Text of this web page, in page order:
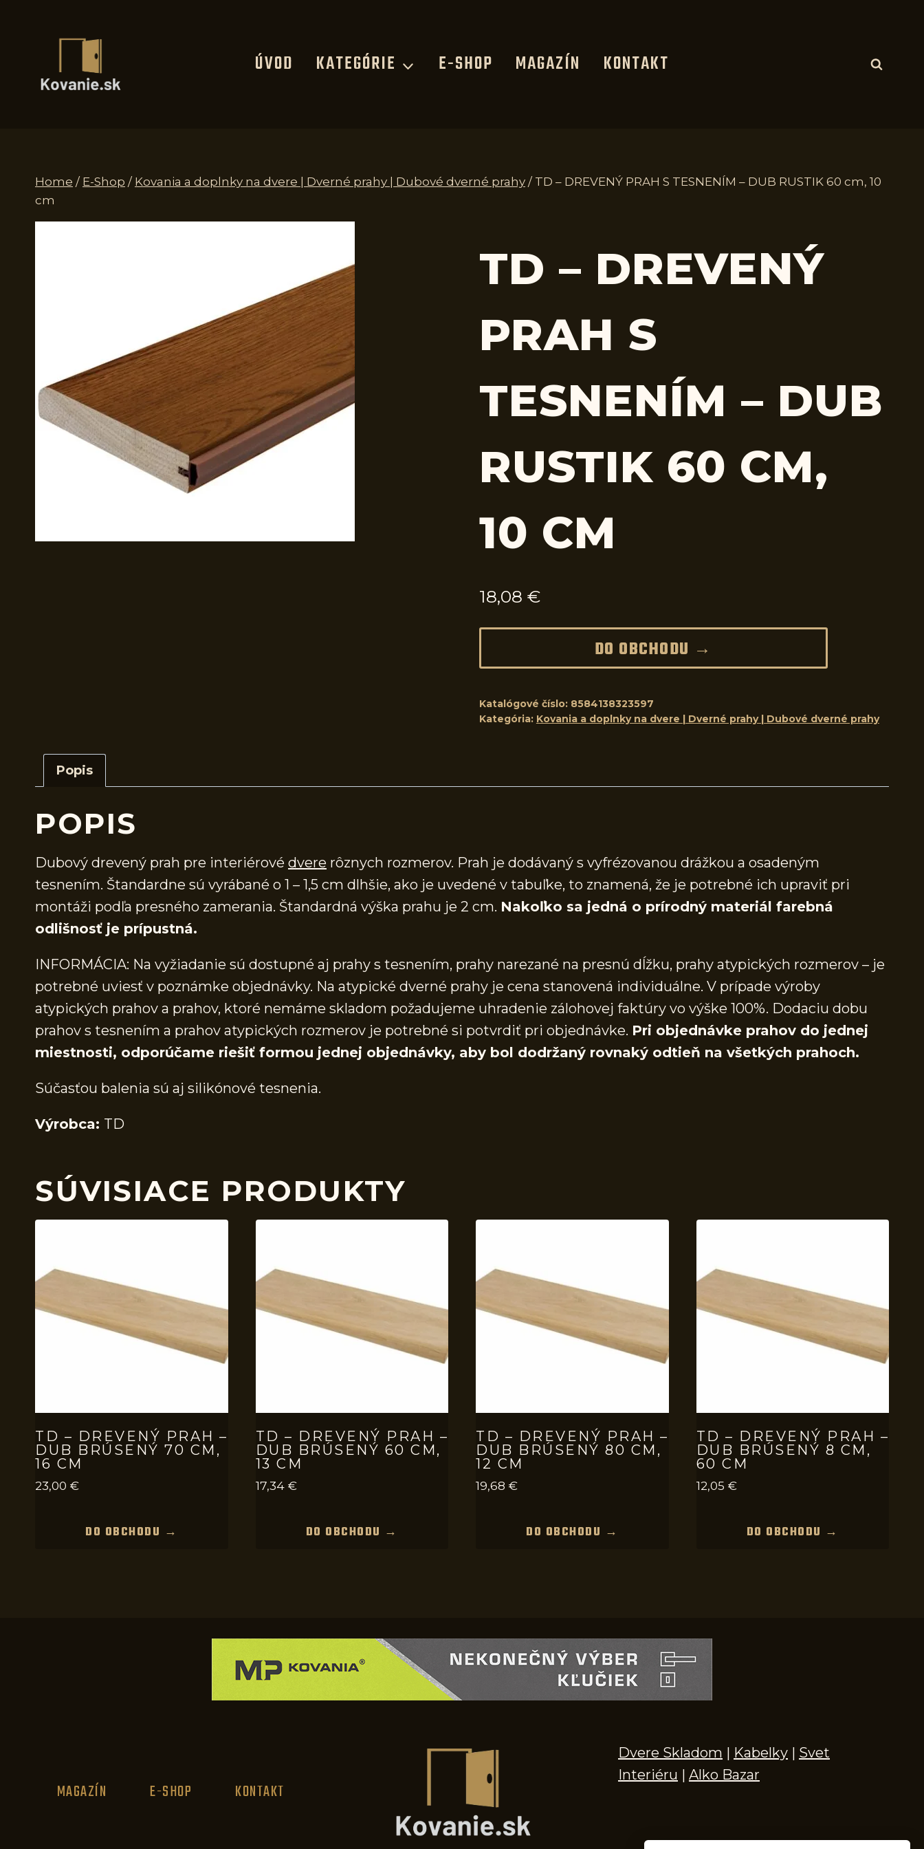
ÚVOD KATEGÓRIE E-SHOP MAGAZÍN KONTAKT
Home / E-Shop / Kovania a doplnky na dvere | Dverné prahy | Dubové dverné prahy / TD – DREVENÝ PRAH S TESNENÍM – DUB RUSTIK 60 cm, 10
cm
TD – DREVENÝ
PRAH S
TESNENÍM – DUB
RUSTIK 60 CM,
10 CM
18,08 €
DO OBCHODU →
Katalógové číslo: 8584138323597
Kategória: Kovania a doplnky na dvere | Dverné prahy | Dubové dverné prahy
Popis
POPIS
Dubový drevený prah pre interiérové dvere rôznych rozmerov. Prah je dodávaný s vyfrézovanou drážkou a osadeným
tesnením. Štandardne sú vyrábané o 1 – 1,5 cm dlhšie, ako je uvedené v tabuľke, to znamená, že je potrebné ich upraviť pri
montáži podľa presného zamerania. Štandardná výška prahu je 2 cm. Nakoľko sa jedná o prírodný materiál farebná
odlišnosť je prípustná.
INFORMÁCIA: Na vyžiadanie sú dostupné aj prahy s tesnením, prahy narezané na presnú dĺžku, prahy atypických rozmerov – je
potrebné uviesť v poznámke objednávky. Na atypické dverné prahy je cena stanovená individuálne. V prípade výroby
atypických prahov a prahov, ktoré nemáme skladom požadujeme uhradenie zálohovej faktúry vo výške 100%. Dodaciu dobu
prahov s tesnením a prahov atypických rozmerov je potrebné si potvrdiť pri objednávke. Pri objednávke prahov do jednej
miestnosti, odporúčame riešiť formou jednej objednávky, aby bol dodržaný rovnaký odtieň na všetkých prahoch.
Súčasťou balenia sú aj silikónové tesnenia.
Výrobca: TD
SÚVISIACE PRODUKTY
TD – DREVENÝ PRAH –
DUB BRÚSENÝ 70 CM,
16 CM
23,00 €
DO OBCHODU →
TD – DREVENÝ PRAH –
DUB BRÚSENÝ 60 CM,
13 CM
17,34 €
DO OBCHODU →
TD – DREVENÝ PRAH –
DUB BRÚSENÝ 80 CM,
12 CM
19,68 €
DO OBCHODU →
TD – DREVENÝ PRAH –
DUB BRÚSENÝ 8 CM,
60 CM
12,05 €
DO OBCHODU →
MAGAZÍN E-SHOP KONTAKT
Dvere Skladom | Kabelky | Svet
Interiéru | Alko Bazar